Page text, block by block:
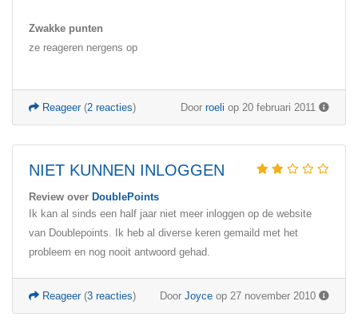
Zwakke punten
ze reageren nergens op
Door roeli op 20 februari 2011
Reageer(2 reacties)
NIET KUNNEN INLOGGEN
Review over DoublePoints
Ik kan al sinds een half jaar niet meer inloggen op de website
van Doublepoints. Ik heb al diverse keren gemaild met het
probleem en nog nooit antwoord gehad.
Door Joyce op 27 november 2010
Reageer(3 reacties)